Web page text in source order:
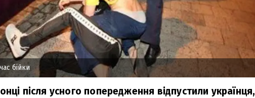
бійки
після усного попередження відпустили українця,